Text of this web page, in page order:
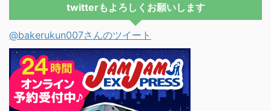
twitterもよろしくお願いします
@bakerukun007さんのツイート